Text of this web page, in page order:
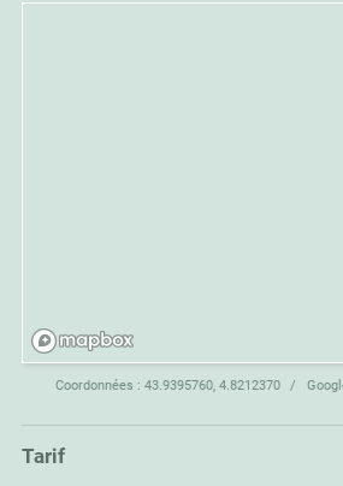
Coordonnées : 43.9395760, 4.8212370
Tarif